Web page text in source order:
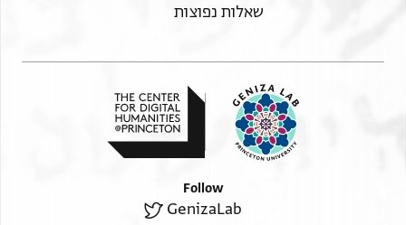
שאלות נפוצות
Follow
GenizaLab